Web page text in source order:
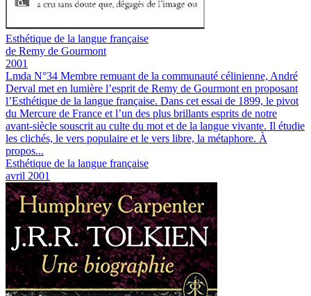
Esthétique de la langue française
de Remy de Gourmont
2001
Lmda N°34 Membre remuant de la communauté célinienne, André
Derval met en lumière l’esprit de Remy de Gourmont en proposant
l’Esthétique de la langue française. Dans cet essai de 1899, le pivot
du Mercure de France et l’un des plus brillants esprits de notre
avant-siècle souscrit au culte du mot et de la langue vivante. Il étudie
les clichés, le vers populaire et le vers libre, la métaphore. À
propos...
Esthétique de la langue française
avril 2001